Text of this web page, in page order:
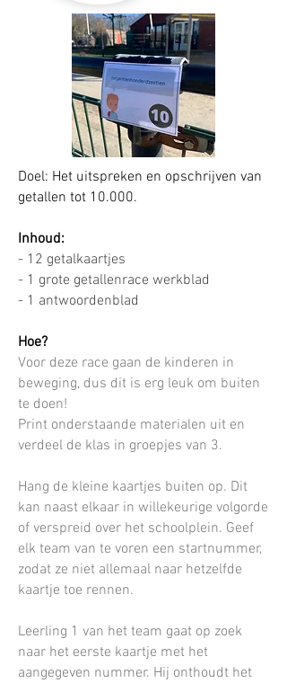
Doel: Het uitspreken en opschrijven van
getallen tot 10.000.
Inhoud:
- 12 getalkaartjes
- 1 grote getallenrace werkblad
- 1 antwoordenblad
Hoe?
Voor deze race gaan de kinderen in
beweging, dus dit is erg leuk om buiten
te doen!
Print onderstaande materialen uit en
verdeel de klas in groepjes van 3.
Hang de kleine kaartjes buiten op. Dit
kan naast elkaar in willekeurige volgorde
of verspreid over het schoolplein. Geef
elk team van te voren een startnummer,
zodat ze niet allemaal naar hetzelfde
kaartje toe rennen.
Leerling 1 van het team gaat op zoek
naar het eerste kaartje met het
aangegeven nummer. Hij onthoudt het